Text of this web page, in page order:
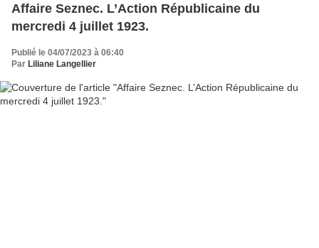
Affaire Seznec. L’Action Républicaine du
mercredi 4 juillet 1923.
Publié le 04/07/2023 à 06:40
Par Liliane Langellier